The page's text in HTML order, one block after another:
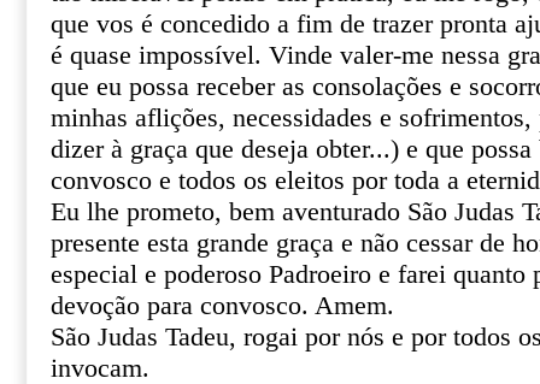
que vos é concedido a fim de trazer pronta
é quase impossível. Vinde valer-me nessa
que eu possa receber as consolações e
minhas aflições, necessidades e
dizer à graça que deseja obter...) e que
convosco e todos os eleitos por toda a
Eu lhe prometo, bem aventurado São Judas
presente esta grande graça e não cessar de
especial e poderoso Padroeiro e farei quanto
devoção para convosco. Amem.
São Judas Tadeu, rogai por nós e por todos
invocam.